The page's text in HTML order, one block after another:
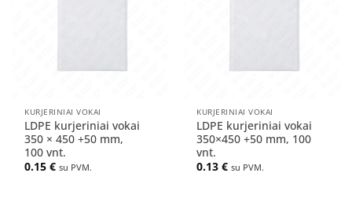
KURJERINIAI VOKAI
LDPE kurjeriniai vokai
350 × 450 +50 mm,
100 vnt.
0.15€ su PVM.
KURJERINIAI VOKAI
LDPE kurjeriniai vokai
350×450 +50 mm, 100
vnt.
0.13€ su PVM.